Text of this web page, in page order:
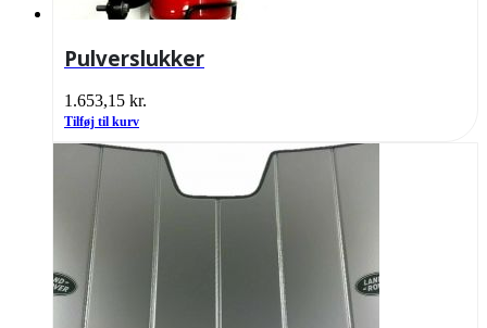
Pulverslukker
1.653,15 kr.
Tilføj til kurv